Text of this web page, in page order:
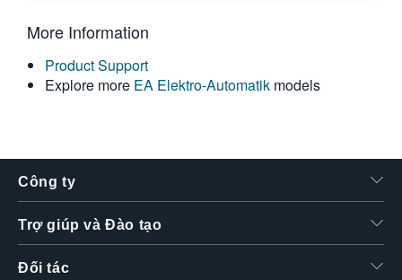
日本語
한국어
繁體中文
More Information
Product Support
Explore more EA Elektro-Automatik models
Công ty
Trợ giúp và Đào tạo
Đối tác